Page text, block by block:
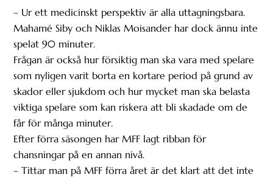
– Ur ett medicinskt perspektiv är alla uttagningsbara.
Mahamé Siby och Niklas Moisander har dock ännu inte
spelat 90 minuter.
Frågan är också hur försiktig man ska vara med spelare
som nyligen varit borta en kortare period på grund av
skador eller sjukdom och hur mycket man ska belasta
viktiga spelare som kan riskera att bli skadade om de
får för många minuter.
Efter förra säsongen har MFF lagt ribban för
chansningar på en annan nivå.
– Tittar man på MFF förra året är det klart att det inte